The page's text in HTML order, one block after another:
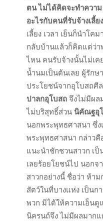
ตน ไม่ได้คิดจะทำความ
อะไรกับคนที่รับจ้างเลี้ย
เลี้ยง เวลา เย็นก็นำโค
กลับบ้านแล้วก็คิดแต่ว่
ไหน คนรับจ้างนั้นไม่เค
น้ำนมเป็นต้นเลย ผู้รักษ
ประโยชน์จากอุโบสถศี
ปาลกอุโบสถ จึงไม่มีผล
ไม่บริสุทธิ์ส่วน นิคัณฐอุ
นอกพระพุทธศาสนา ซึ่ง
พระพุทธศาสนา กล่าว
แนะนำชักชวนสาวก เ
เลยร้อยโยชน์ไป นอก
สาวกอย่างนี้ ชื่อว่า ห้า
สัตว์ในที่บางแห่ง เป็นก
พวก มิได้ให้ความเอ็นดู
นิครนถ์จึง ไม่มีผลมากแ